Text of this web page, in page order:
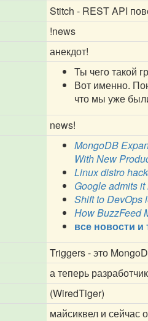
Stitch - REST API
!news
анекдот!
Ты чего такой
Вот именно.
что мы уже
news!
MongoDB
With New
Linux distro
Google admits
Shift to DevOps
How BuzzFeed
все новости
Triggers - это
а теперь
(WiredTiger)
майсиквел и сейчас